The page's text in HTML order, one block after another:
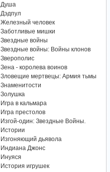
Душа
Дэдпул
Железный человек
Заботливые мишки
Звездные войны
Звездные войны: Войны клонов
Зверополис
Зена - королева воинов
Зловещие мертвецы: Армия тьмы
Знаменитости
Золушка
Игра в кальмара
Игра престолов
Изгой-один: Звездные Войны.
Истории
Изгоняющий дьявола
Индиана Джонс
Инуяся
История игрушек